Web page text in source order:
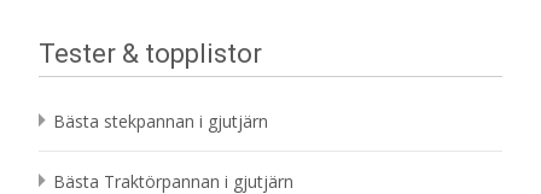
Tester & topplistor
Bästa stekpannan i gjutjärn
Bästa Traktörpannan i gjutjärn